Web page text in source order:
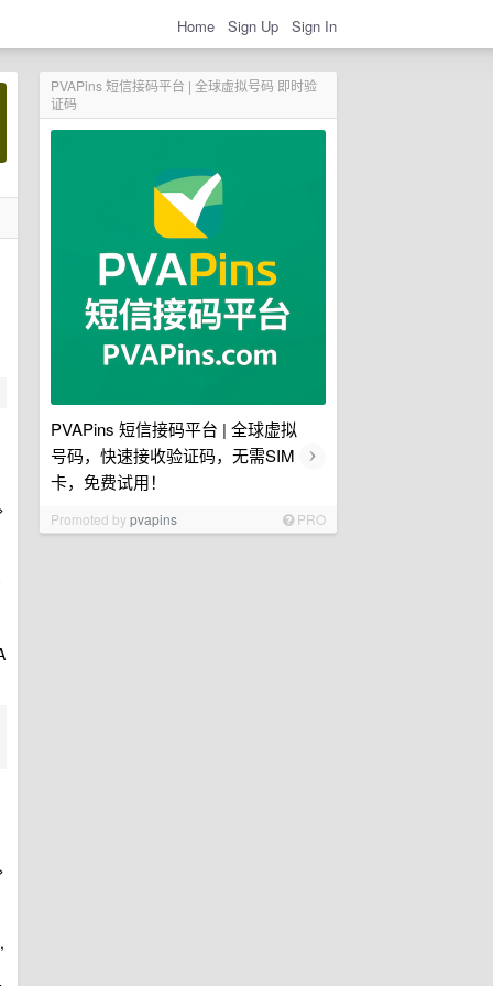
Home Sign Up Sign In
PVAPins 短信接码平台 | 全球虚拟号码 即时验
证码
PVAPins 短信接码平台 | 全球虚拟
号码，快速接收验证码，无需SIM
卡，免费试用！
›
Promoted bypvapins PRO